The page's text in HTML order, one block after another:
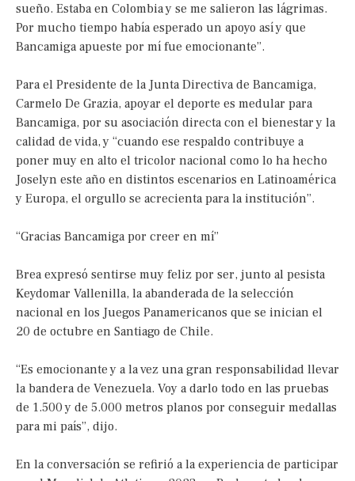
sueño. Estaba en Colombia y se me salieron las lágrimas.
Por mucho tiempo había esperado un apoyo así y que
Bancamiga apueste por mí fue emocionante”.
Para el Presidente de la Junta Directiva de Bancamiga,
Carmelo De Grazia, apoyar el deporte es medular para
Bancamiga, por su asociación directa con el bienestar y la
calidad de vida, y “cuando ese respaldo contribuye a
poner muy en alto el tricolor nacional como lo ha hecho
Joselyn este año en distintos escenarios en Latinoamérica
y Europa, el orgullo se acrecienta para la institución”.
“Gracias Bancamiga por creer en mí”
Brea expresó sentirse muy feliz por ser, junto al pesista
Keydomar Vallenilla, la abanderada de la selección
nacional en los Juegos Panamericanos que se inician el
20 de octubre en Santiago de Chile.
“Es emocionante y a la vez una gran responsabilidad llevar
la bandera de Venezuela. Voy a darlo todo en las pruebas
de 1.500 y de 5.000 metros planos por conseguir medallas
para mi país”, dijo.
En la conversación se refirió a la experiencia de participar